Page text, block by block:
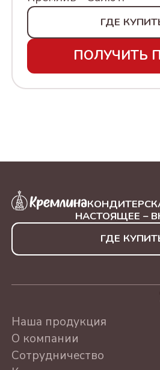
ПЕТЕРБУРГ"
"КЭЖУАЛ МОСКВА"
АССОРТИ, 230Г
АССОРТИ
АССОРТИ
240Г
АССОРТИ КОНФЕТ В
ГДЕ
ПОЛУЧИТЬ
НАСТОЯЩЕЕ –
ГДЕ
Наша продукция
О компании
Сотрудничество